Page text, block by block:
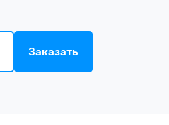
Заказать